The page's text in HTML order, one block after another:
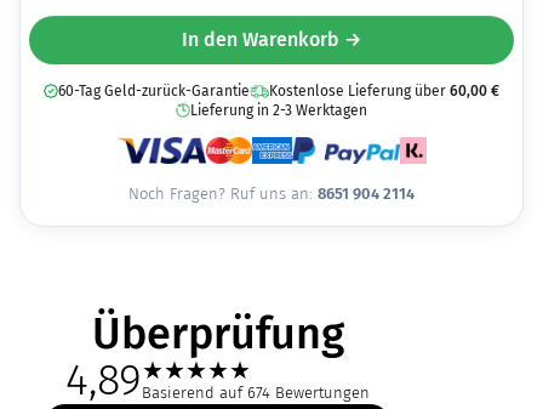
In den Warenkorb →
60-Tag Geld-zurück-Garantie Kostenlose Lieferung über 60,00 €
Lieferung in 2-3 Werktagen
Noch Fragen? Ruf uns an: 8651 904 2114
Überprüfung
4,89★★★★★
Basierend auf 674 Bewertungen